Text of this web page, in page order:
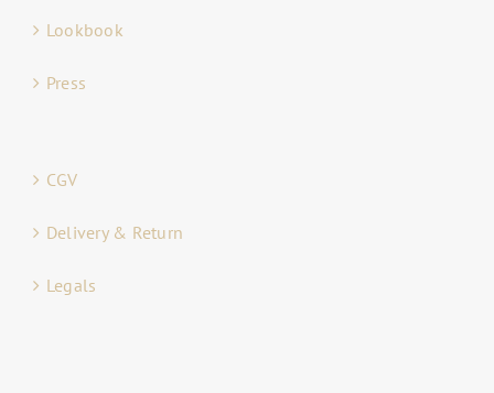
Lookbook
Press
CGV
Delivery & Return
Legals